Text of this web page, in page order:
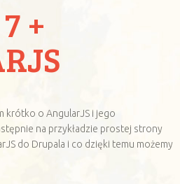
+
krótko o AngularJS i jego
na przykładzie prostej strony
do Drupala i co dzięki temu możemy